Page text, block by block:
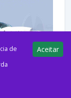
de
Aceitar